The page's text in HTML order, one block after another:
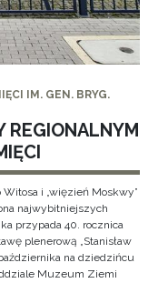
IM. GEN. BRYG.
REGIONALNYM
i „więzień Moskwy”
najwybitniejszych
przypada 40. rocznica
plenerową „Stanisław
na dziedzińcu
Muzeum Ziemi